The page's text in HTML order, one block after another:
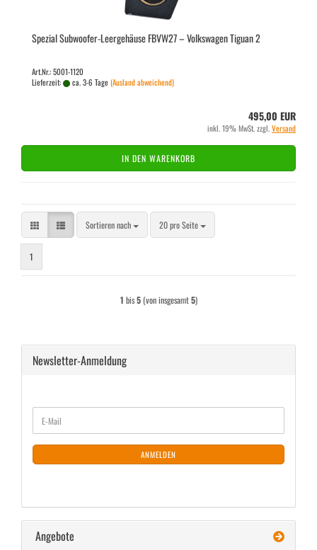
Spe­zi­al Subwoofer-​​Leer­ge­häu­se FBVW27 – Volks­wa­gen Ti­gu­an 2
Art.Nr.: 5001-1120
Lieferzeit:
ca. 3-6 Tage(Ausland abweichend)
495,00 EUR
inkl. 19% MwSt. zzgl.Versand
IN DEN WARENKORB
Sortieren nach
Sortieren nach 20 pro Seite
pro Seite
1
1 bis5(von insgesamt5)
Newsletter-Anmeldung
ZUR
NEWSLETTER-
ANMELDUNG
E-
Mail
ANMELDEN
Angebote